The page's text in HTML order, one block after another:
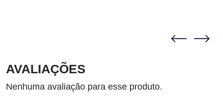
AVALIAÇÕES
Nenhuma avaliação para esse produto.